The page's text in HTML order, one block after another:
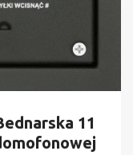
11